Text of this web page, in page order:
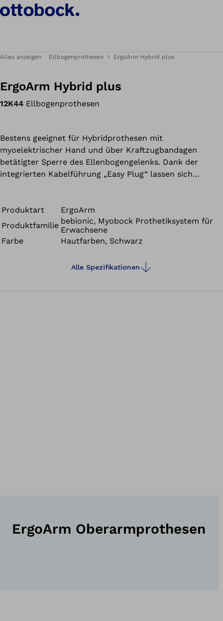
Alles anzeigen Ellbogenprothesen ErgoArm Hybrid plus
ErgoArm Hybrid plus
12K44 Ellbogenprothesen
Bestens geeignet für Hybridprothesen mit
myoelektrischer Hand und über Kraftzugbandagen
betätigter Sperre des Ellenbogengelenks. Dank der
integrierten Kabelführung „Easy Plug“ lassen sich
und des Akkus einfach an die Ellenbogenkugel
angesteckt werden. Dies reduziert nicht nur die Gefahr
eines Defektes (durch z.B. Kabelbruch), sondern sorgt
auch für ein harmonischeres Erscheinungsbild.
Produktart
ErgoArm
Produktfamilie bebionic, Myobock Prothetiksystem für
Erwachsene
Farbe
Hautfarben, Schwarz
Alle Spezifikationen
ErgoArm Oberarmprothesen